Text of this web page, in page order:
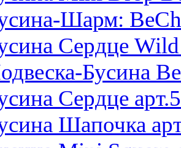
Шарм:
Сердце
Бусина
Сердце
Шапочка